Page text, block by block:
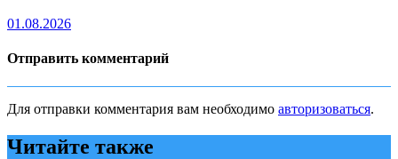
01.08.2026
Отправить комментарий
Для отправки комментария вам необходимо авторизоваться.
Читайте также